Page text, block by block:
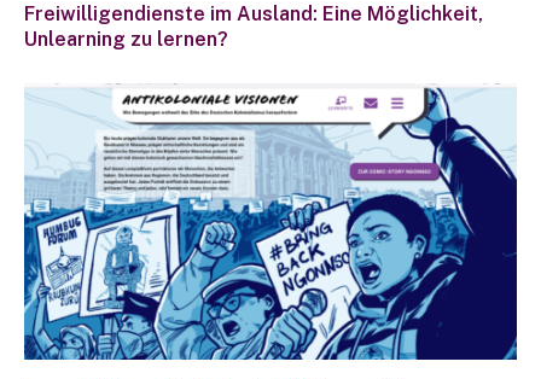
Freiwilligendienste im Ausland: Eine Möglichkeit,
Unlearning zu lernen?